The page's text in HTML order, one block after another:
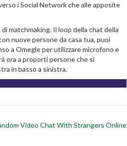
i Social Network che alle apposite
matchmaking. Il loop della chat della
nuove persone da casa tua, puoi
a Omegle per utilizzare microfono e
ora a proporti persone che si
in basso a sinistra.
Video Chat With Strangers Online